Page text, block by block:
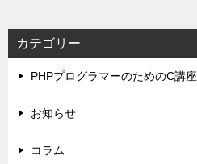
カテゴリー
PHPプログラマーのためのC講座
お知らせ
コラム